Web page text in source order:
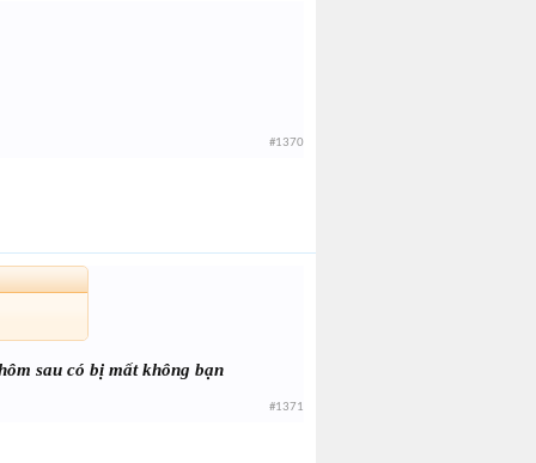
#1370
sau có bị mất không bạn
#1371